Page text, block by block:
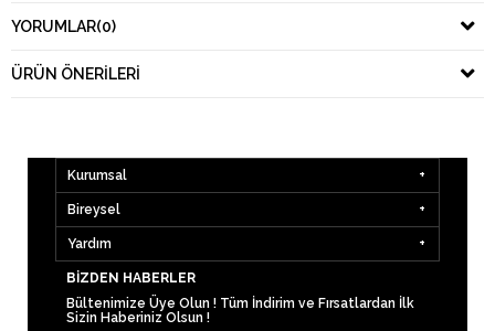
YORUMLAR(0)
ÜRÜN ÖNERILERI
Kurumsal
Bireysel
Yardım
BIZDEN HABERLER
Bültenimize Üye Olun ! Tüm İndirim ve Fırsatlardan İlk
Sizin Haberiniz Olsun !